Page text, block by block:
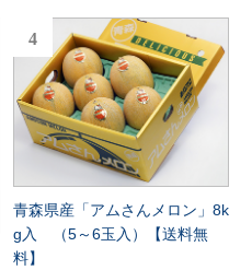
4
青森県産「アムさんメロン」8k
g入 （5～6玉入）【送料無
料】